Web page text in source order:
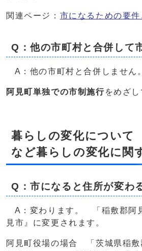
関連ページ： 市になるための要件
Q：他の市町村と合併して
A：他の市町村と合併しません。
阿見町単独での市制施行をめざし
暮らしの変化について
など暮らしの変化に関
Q：市になると住所が変わ
A：変わります。 「稲敷郡阿
見市』に変更されます。
阿見町役場の場合 「茨城県稲敷